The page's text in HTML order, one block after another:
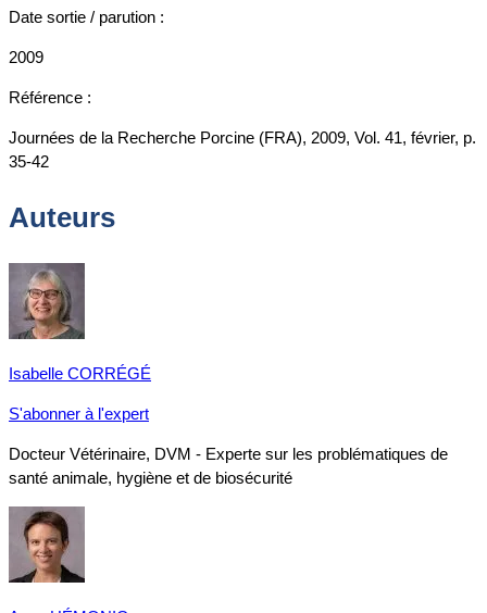
Date sortie / parution :
2009
Référence :
Journées de la Recherche Porcine (FRA), 2009, Vol. 41, février, p.
35-42
Auteurs
Isabelle CORRÉGÉ
S'abonner à l'expert
Docteur Vétérinaire, DVM - Experte sur les problématiques de
santé animale, hygiène et de biosécurité